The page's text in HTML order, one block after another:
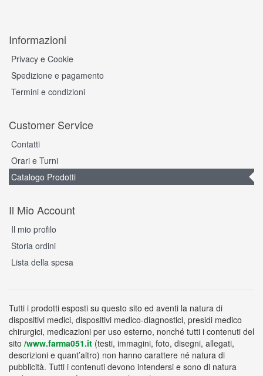
Informazioni
Privacy e Cookie
Spedizione e pagamento
Termini e condizioni
Customer Service
Contatti
Orari e Turni
Catalogo Prodotti
Il Mio Account
Il mio profilo
Storia ordini
Lista della spesa
Tutti i prodotti esposti su questo sito ed aventi la natura di
dispositivi medici, dispositivi medico-diagnostici, presidi medico
chirurgici, medicazioni per uso esterno, nonché tutti i contenuti del
sito /www.farma051.it (testi, immagini, foto, disegni, allegati,
descrizioni e quant’altro) non hanno carattere né natura di
pubblicità. Tutti i contenuti devono intendersi e sono di natura